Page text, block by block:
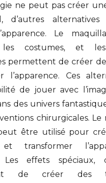
ne peut pas créer
d’autres
Le
les costumes, et les
permettent de créer
l’apparence. Ces
de jouer avec
des univers
chirurgicales. Le
être utilisé pour
transformer
Les effets
de créer des